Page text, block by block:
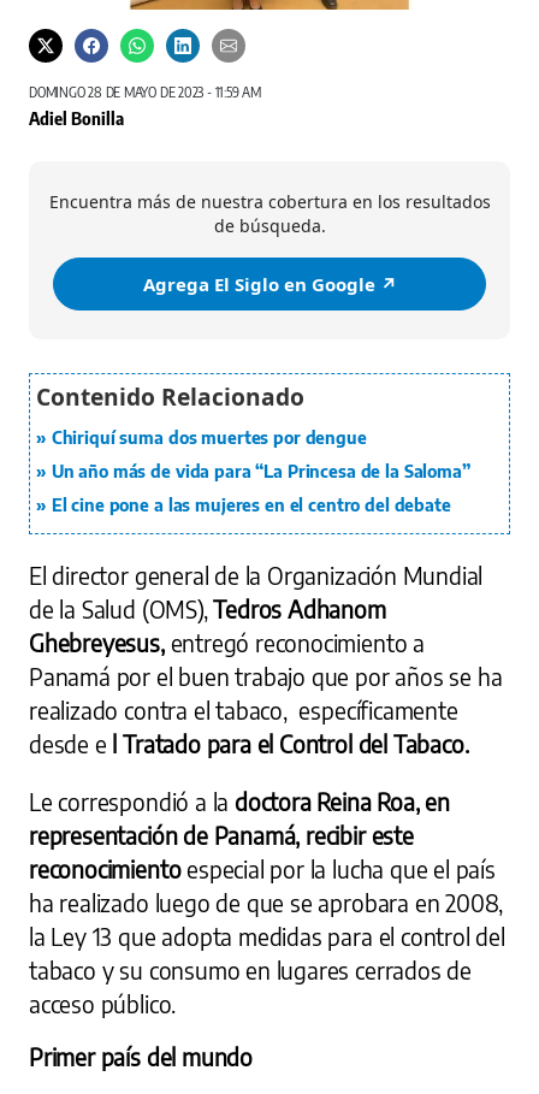
La doctora Reina Roa recibió el reconocimiento de parte del directo de la OMS Tedros
DOMINGO 28 DE MAYO DE 2023 - 11:59 AM
Adiel Bonilla
Encuentra más de nuestra cobertura en los resultados
de búsqueda.
Agrega El Siglo en Google ↗️
Chiriquí suma dos muertes por dengue
Un año más de vida para “La Princesa de la Saloma”
El cine pone a las mujeres en el centro del debate
El director general de la Organización Mundial
de la Salud (OMS),Tedros Adhanom
Ghebreyesus, entregó reconocimiento a
Panamá por el buen trabajo que por años se ha
realizado contra el tabaco, específicamente
desde e l Tratado para el Control del Tabaco.
Le correspondió a la doctora Reina Roa, en
representación de Panamá, recibir este
reconocimientoespecial por la lucha que el país
ha realizado luego de que se aprobara en 2008,
la Ley 13 que adopta medidas para el control del
tabaco y su consumo en lugares cerrados de
acceso público.
Primer país del mundo